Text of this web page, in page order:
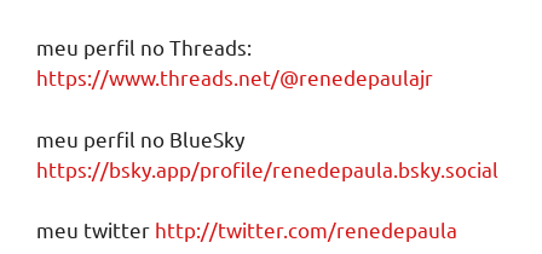
meu perfil no Threads:
https://www.threads.net/@renedepaulajr
meu perfil no BlueSky
https://bsky.app/profile/renedepaula.bsky.social
meu twitter http://twitter.com/renedepaula